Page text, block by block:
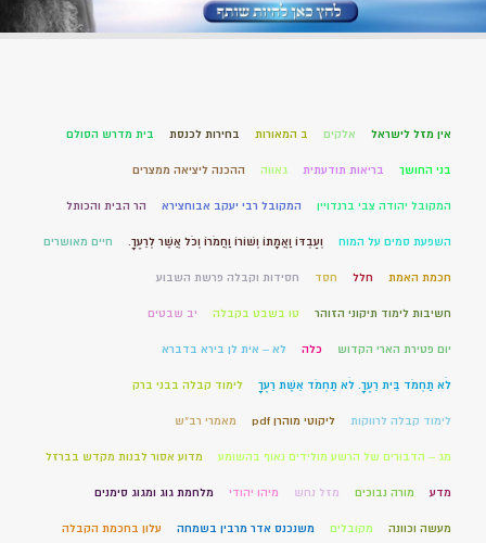
אין מזל לישראל אלקים ב המאורות בחירות לכנסת בית מדרש הסולם
בני החושך בריאות תודעתית גאווה ההכנה ליציאה ממצרים
המקובל יהודה צבי ברנדויין המקובל רבי יעקב אבוחצירא הר הבית והכותל
השפעת סמים על המוח וְעַבְדּוֹ וַאֲמָתוֹ וְשׁוֹרוֹ וַחֲמֹרוֹ וְכֹל אֲשֶׁר לְרֵעֶךָ. חיים מאושרים
חכמת האמת חלל חסד חסידות וקבלה פרשת השבוע
חשיבות לימוד תיקוני הזוהר טו בשבט בקבלה יב שבטים
יום פטירת הארי הקדוש כלה לא – אית לן בירא בדברא
לֹא תַחְמֹד בֵּית רֵעֶךָ. לֹא תַחְמֹד אֵשֶׁת רֵעֶךָ לימוד קבלה בבני ברק
לימוד קבלה לרווקות ליקוטי מוהרן pdf מאמרי רב"ש
מג – הדבורים של הרשע מולידים נאוף בהשומע מדוע אסור לבנות מקדש בברזל
מדע מורה נבוכים מזל נחש מיהו יהודי מלחמת גוג ומגוג סימנים
מעשה וכוונה מקובלים משנכנס אדר מרבין בשמחה עלון בחכמת הקבלה